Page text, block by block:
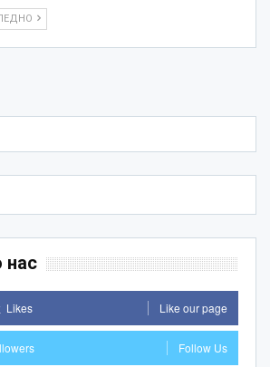
нас
Likes Like our page
Follow Us